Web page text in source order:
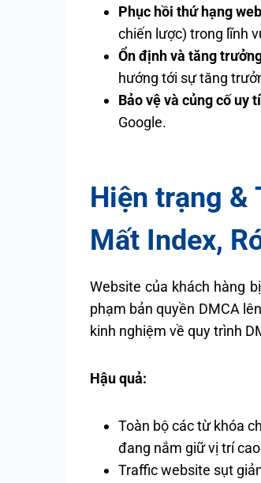
Phục hồi thứ hạng
chiến lược) trong lĩnh
Ổn định và tăng
hướng tới sự tăng
Bảo vệ và củng cố uy
Google.
Hiện trạng &
Mất Index,
Website của khách hàng
phạm bản quyền DMCA
kinh nghiệm về quy trình
Hậu quả:
Toàn bộ các từ khóa
đang nắm giữ vị trí
Traffic website sụt